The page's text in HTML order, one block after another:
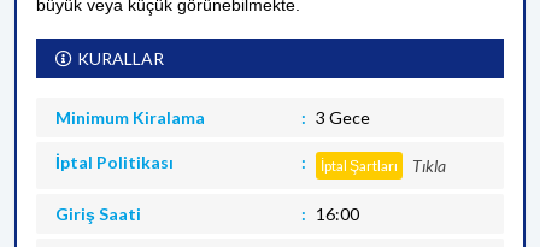
büyük veya küçük görünebilmekte.
KURALLAR
Minimum Kiralama 3 Gece
İptal Politikası İptal Şartları Tıkla
Giriş Saati 16:00